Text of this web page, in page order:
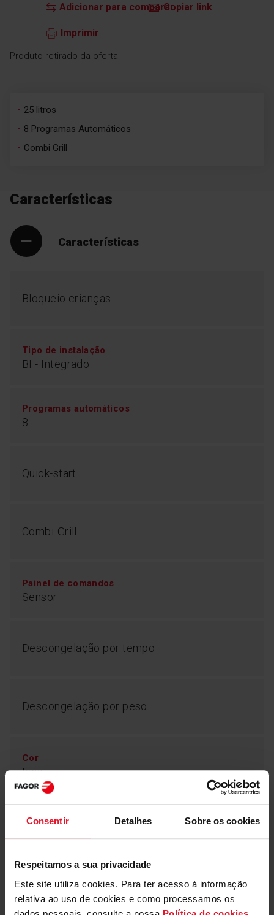
Consentir Detalhes Sobre os cookies
Respeitamos a sua privacidade
Este site utiliza cookies. Para ter acesso à informação
relativa ao uso de cookies e como processamos os
Adicionar para compararCopiar link
Imprimir
Produto retirado da oferta
25 litros
8 Programas Automáticos
Combi Grill
Características
Características
Bloqueio crianças
Tipo de instalação
BI - Integrado
Programas automáticos
8
Quick-start
Combi-Grill
Painel de comandos
Sensor
Descongelação por tempo
Descongelação por peso
Cor
Inox
Parâmetros Técnicos
Equipamento